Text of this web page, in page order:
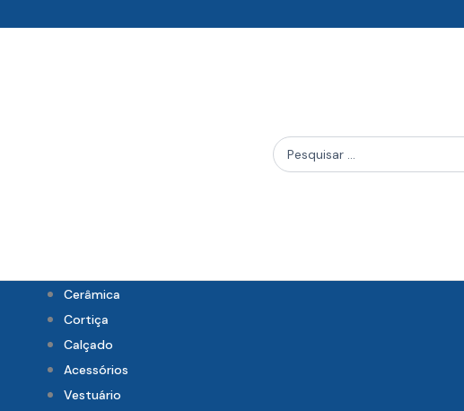
Search
...
Cerâmica
Cortiça
Calçado
Acessórios
Vestuário